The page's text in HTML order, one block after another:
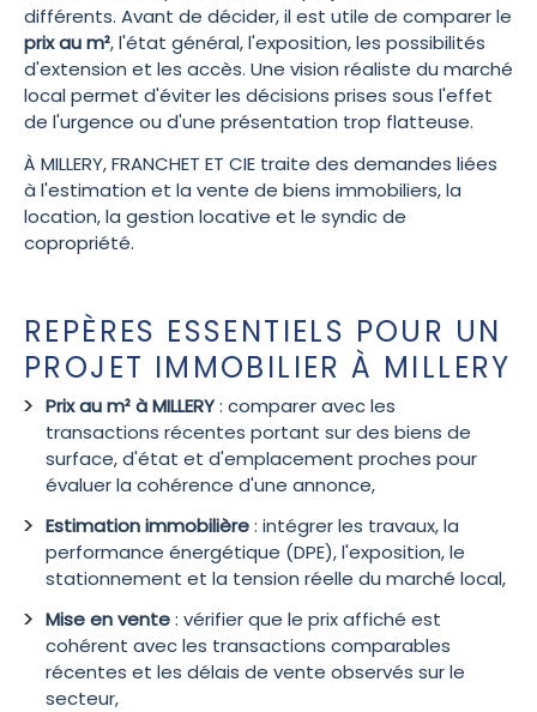
différents. Avant de décider, il est utile de comparer le
prix au m², l'état général, l'exposition, les possibilités
d'extension et les accès. Une vision réaliste du marché
local permet d'éviter les décisions prises sous l'effet
de l'urgence ou d'une présentation trop flatteuse.
À MILLERY, FRANCHET ET CIE traite des demandes liées
à l'estimation et la vente de biens immobiliers, la
location, la gestion locative et le syndic de
copropriété.
REPÈRES ESSENTIELS POUR UN
PROJET IMMOBILIER À MILLERY
Prix au m² à MILLERY: comparer avec les
transactions récentes portant sur des biens de
surface, d'état et d'emplacement proches pour
évaluer la cohérence d'une annonce,
Estimation immobilière: intégrer les travaux, la
performance énergétique (DPE), l'exposition, le
stationnement et la tension réelle du marché local,
Mise en vente: vérifier que le prix affiché est
cohérent avec les transactions comparables
récentes et les délais de vente observés sur le
secteur,